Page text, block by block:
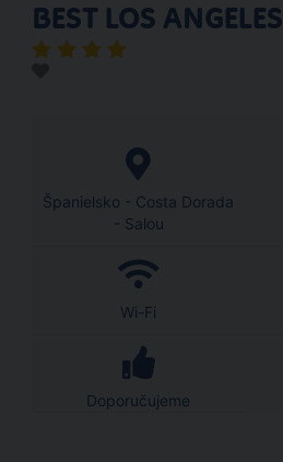
BEST LOS ANGELES
Španielsko - Costa Dorada
- Salou
Wi-Fi
Doporučujeme